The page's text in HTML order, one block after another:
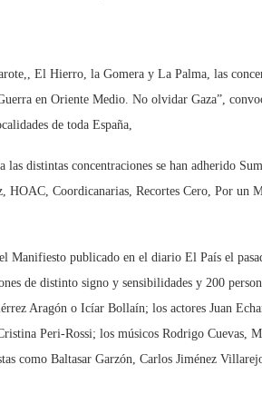
El Hierro, la Gomera y La Palma, las
en Oriente Medio. No olvidar Gaza”,
de toda España,
las distintas concentraciones se han adherido
HOAC, Coordicanarias, Recortes Cero, Por un
Manifiesto publicado en el diario El País el
de distinto signo y sensibilidades y 200
Aragón o Icíar Bollaín; los actores Juan
Peri-Rossi; los músicos Rodrigo Cuevas,
como Baltasar Garzón, Carlos Jiménez